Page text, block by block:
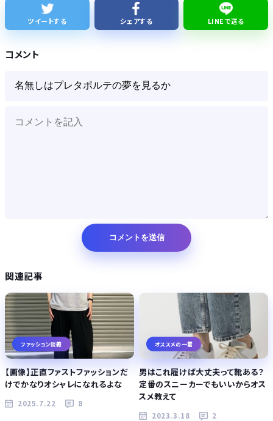
「あずみ」とかいう漫画読んだんやけど、何で山で修行しただけの子供達があんなに強いんや
Powered by livedoor 相互RSS
ツイートする シェアする LINEで送る
コメント
関連記事
ファッション談義
【画像】正直ファストファッションだ
けでかなりオシャレになれるよな
2025.7.22 8
オススメの一着
男はこれ履けば大丈夫って靴ある？
定番のスニーカーでもいいからオス
スメ教えて
2023.3.18 2